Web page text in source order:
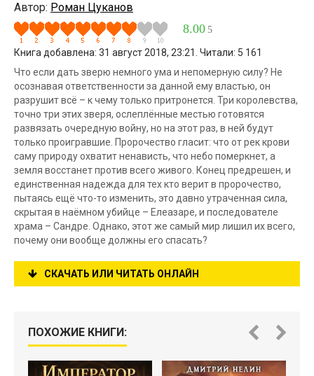
Автор: Роман Цуканов
8.00 5
Книга добавлена: 31 август 2018, 23:21. Читали: 5 161
Что если дать зверю немного ума и непомерную силу? Не
осознавая ответственности за данной ему властью, он
разрушит всё – к чему только притронется. Три королевства,
точно три этих зверя, ослеплённые местью готовятся
развязать очередную войну, но на этот раз, в ней будут
только проигравшие. Пророчество гласит: что от рек крови
саму природу охватит ненависть, что небо померкнет, а
земля восстанет против всего живого. Конец предрешен, и
единственная надежда для тех кто верит в пророчество,
пытаясь ещё что-то изменить, это давно утраченная сила,
скрытая в наёмном убийце – Елеазаре, и последователе
храма – Сандре. Однако, этот же самый мир лишил их всего,
почему они вообще должны его спасать?
СКАЧАТЬ ИЛИ ЧИТАТЬ ОНЛАЙН
ПОХОЖИЕ КНИГИ: